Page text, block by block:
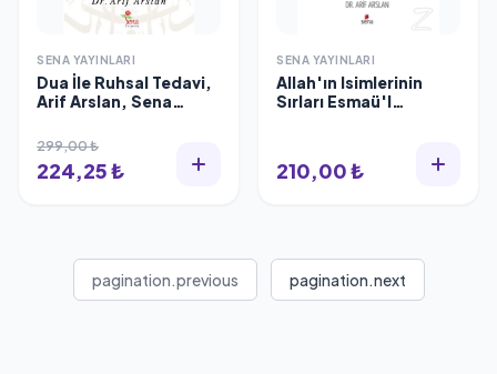
SENA YAYINLARI
Dua İle Ruhsal Tedavi,
Arif Arslan, Sena
299,00 ₺
224,25 ₺
SENA YAYINLARI
Allah'ın Isimlerinin
Sırları Esmaü'l
210,00 ₺
pagination.previous pagination.next